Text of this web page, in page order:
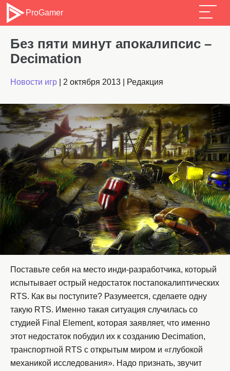
ProGamer
Без пяти минут апокалипсис –
Decimation
Новости игр 2 октября 2013 Редакция
Поставьте себя на место инди-разработчика, который
испытывает острый недостаток постапокалиптических
RTS. Как вы поступите? Разумеется, сделаете одну
такую RTS. Именно такая ситуация случилась со
студией Final Element, которая заявляет, что именно
этот недостаток побудил их к созданию Decimation,
транспортной RTS с открытым миром и «глубокой
механикой исследования». Надо признать, звучит